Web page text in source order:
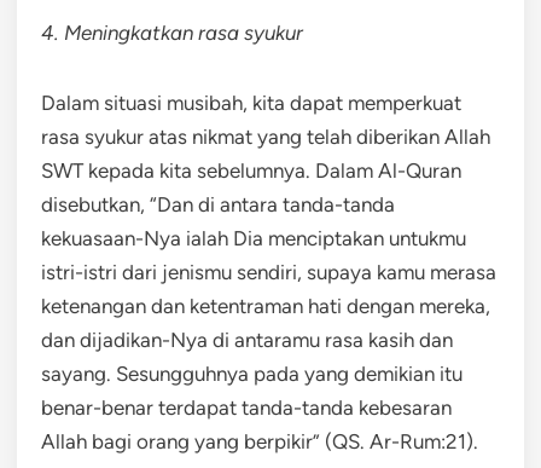
4. Meningkatkan rasa syukur
Dalam situasi musibah, kita dapat memperkuat
rasa syukur atas nikmat yang telah diberikan Allah
SWT kepada kita sebelumnya. Dalam Al-Quran
disebutkan, “Dan di antara tanda-tanda
kekuasaan-Nya ialah Dia menciptakan untukmu
istri-istri dari jenismu sendiri, supaya kamu merasa
ketenangan dan ketentraman hati dengan mereka,
dan dijadikan-Nya di antaramu rasa kasih dan
sayang. Sesungguhnya pada yang demikian itu
benar-benar terdapat tanda-tanda kebesaran
Allah bagi orang yang berpikir” (QS. Ar-Rum:21).